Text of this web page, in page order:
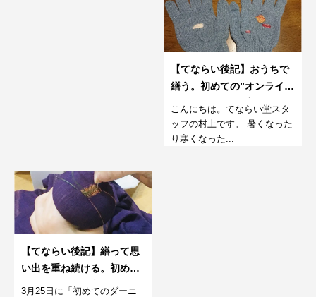
【てならい後記】おうちで
繕う。初めての”オンライ
ン”ダーニング教室。
こんにちは。てならい堂スタ
ッフの村上です。 暑くなった
り寒くなった...
【てならい後記】繕って思
い出を重ね続ける。初めて
のダーニング教室。
3月25日に「初めてのダーニ